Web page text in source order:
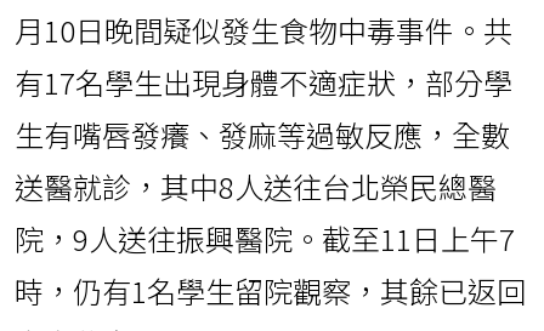
月10日晚間疑似發生食物中毒事件。共
有17名學生出現身體不適症狀，部分學
生有嘴唇發癢、發麻等過敏反應，全數
送醫就診，其中8人送往台北榮民總醫
院，9人送往振興醫院。截至11日上午7
時，仍有1名學生留院觀察，其餘已返回